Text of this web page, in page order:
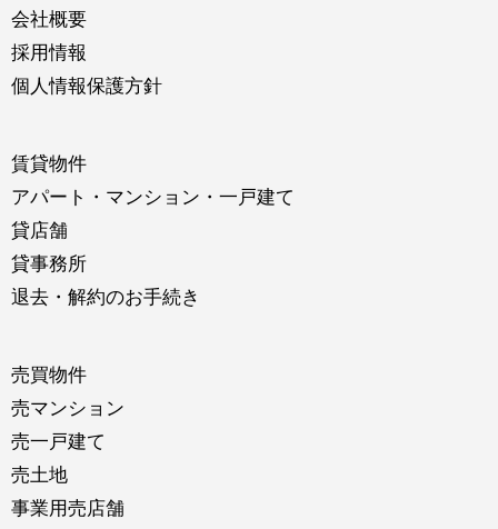
会社概要
採用情報
個人情報保護方針
賃貸物件
アパート・マンション・一戸建て
貸店舗
貸事務所
退去・解約のお手続き
売買物件
売マンション
売一戸建て
売土地
事業用売店舗